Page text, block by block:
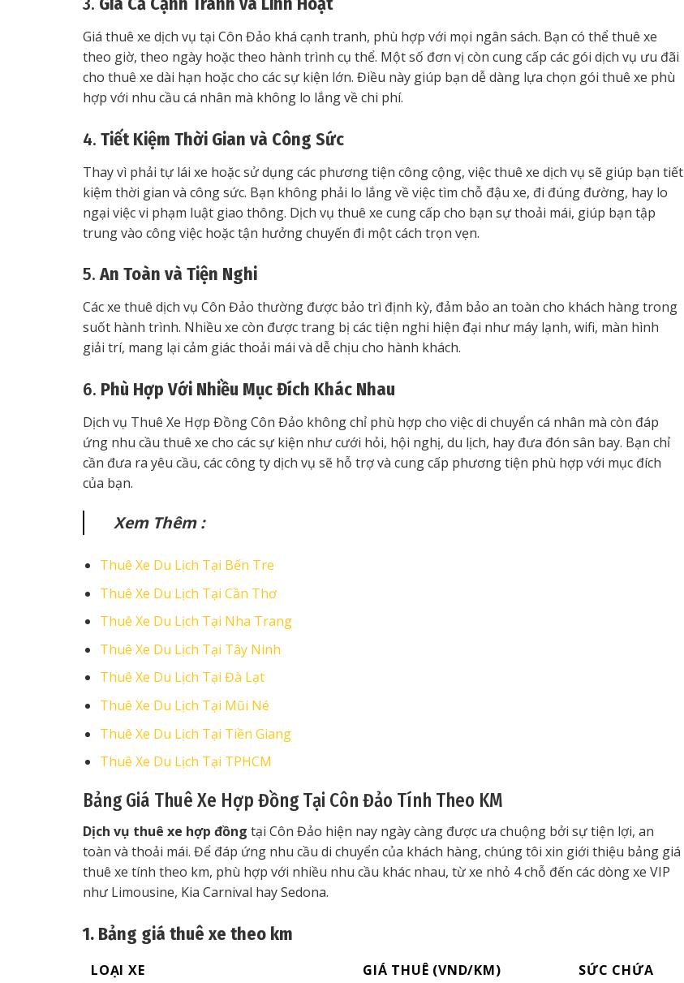
Giá thuê xe dịch vụ tại Côn Đảo khá cạnh tranh, phù hợp với mọi ngân sách. Bạn có thể thuê xe
theo giờ, theo ngày hoặc theo hành trình cụ thể. Một số đơn vị còn cung cấp các gói dịch vụ ưu đãi
cho thuê xe dài hạn hoặc cho các sự kiện lớn. Điều này giúp bạn dễ dàng lựa chọn gói thuê xe phù
hợp với nhu cầu cá nhân mà không lo lắng về chi phí.
4. Tiết Kiệm Thời Gian và Công Sức
Thay vì phải tự lái xe hoặc sử dụng các phương tiện công cộng, việc thuê xe dịch vụ sẽ giúp bạn tiết
kiệm thời gian và công sức. Bạn không phải lo lắng về việc tìm chỗ đậu xe, đi đúng đường, hay lo
ngại việc vi phạm luật giao thông. Dịch vụ thuê xe cung cấp cho bạn sự thoải mái, giúp bạn tập
trung vào công việc hoặc tận hưởng chuyến đi một cách trọn vẹn.
5. An Toàn và Tiện Nghi
Các xe thuê dịch vụ Côn Đảo thường được bảo trì định kỳ, đảm bảo an toàn cho khách hàng trong
suốt hành trình. Nhiều xe còn được trang bị các tiện nghi hiện đại như máy lạnh, wifi, màn hình
giải trí, mang lại cảm giác thoải mái và dễ chịu cho hành khách.
6. Phù Hợp Với Nhiều Mục Đích Khác Nhau
Dịch vụ Thuê Xe Hợp Đồng Côn Đảo không chỉ phù hợp cho việc di chuyển cá nhân mà còn đáp
ứng nhu cầu thuê xe cho các sự kiện như cưới hỏi, hội nghị, du lịch, hay đưa đón sân bay. Bạn chỉ
cần đưa ra yêu cầu, các công ty dịch vụ sẽ hỗ trợ và cung cấp phương tiện phù hợp với mục đích
của bạn.
Xem Thêm :
Thuê Xe Du Lịch Tại Bến Tre
Thuê Xe Du Lịch Tại Cần Thơ
Thuê Xe Du Lịch Tại Nha Trang
Thuê Xe Du Lịch Tại Tây Ninh
Thuê Xe Du Lịch Tại Đà Lạt
Thuê Xe Du Lịch Tại Mũi Né
Thuê Xe Du Lịch Tại Tiền Giang
Thuê Xe Du Lịch Tại TPHCM
Bảng Giá Thuê Xe Hợp Đồng Tại Côn Đảo Tính Theo KM
Dịch vụ thuê xe hợp đồng tại Côn Đảo hiện nay ngày càng được ưa chuộng bởi sự tiện lợi, an
toàn và thoải mái. Để đáp ứng nhu cầu di chuyển của khách hàng, chúng tôi xin giới thiệu bảng giá
thuê xe tính theo km, phù hợp với nhiều nhu cầu khác nhau, từ xe nhỏ 4 chỗ đến các dòng xe VIP
như Limousine, Kia Carnival hay Sedona.
1. Bảng giá thuê xe theo km
LOẠI XE GIÁ THUÊ (VND/KM)
SỨC CHỨA